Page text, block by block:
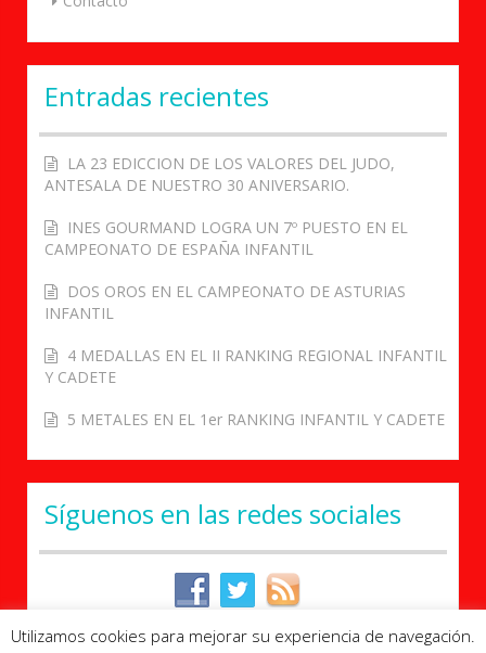
Entradas recientes
LA 23 EDICCION DE LOS VALORES DEL JUDO,
ANTESALA DE NUESTRO 30 ANIVERSARIO.
INES GOURMAND LOGRA UN 7º PUESTO EN EL
CAMPEONATO DE ESPAÑA INFANTIL
DOS OROS EN EL CAMPEONATO DE ASTURIAS
INFANTIL
4 MEDALLAS EN EL II RANKING REGIONAL INFANTIL
Y CADETE
5 METALES EN EL 1er RANKING INFANTIL Y CADETE
Síguenos en las redes sociales
Utilizamos cookies para mejorar su experiencia de navegación.